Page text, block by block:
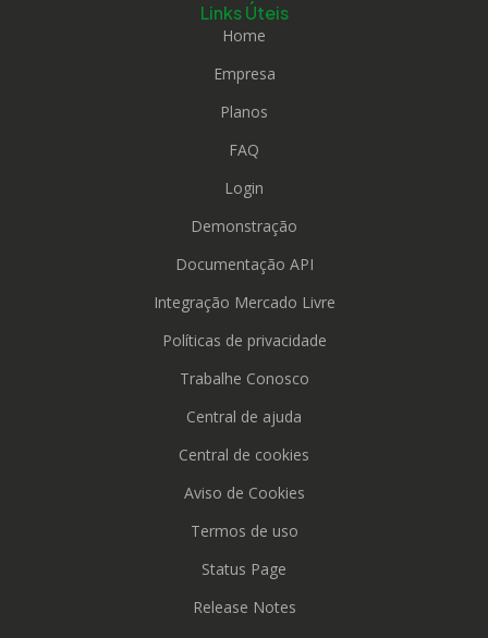
Links Úteis
Home
Empresa
Planos
FAQ
Login
Demonstração
Documentação API
Integração Mercado Livre
Políticas de privacidade
Trabalhe Conosco
Central de ajuda
Central de cookies
Aviso de Cookies
Termos de uso
Status Page
Release Notes